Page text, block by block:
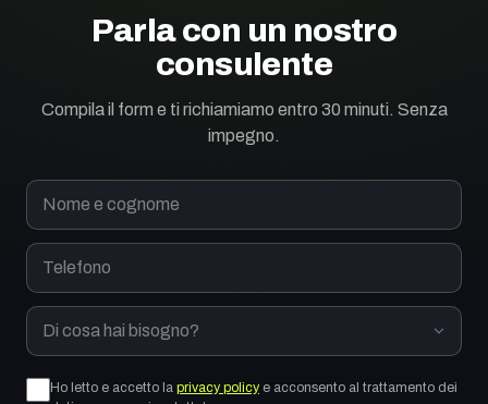
Parla con un nostro
consulente
Compila il form e ti richiamiamo entro 30 minuti. Senza
impegno.
Nome e cognome
Telefono
Di cosa hai bisogno?
Ho letto e accetto la privacy policy e acconsento al trattamento dei